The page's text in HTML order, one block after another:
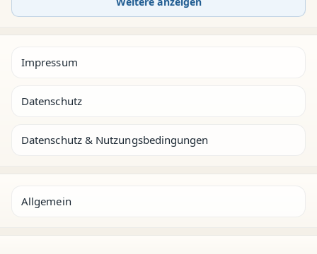
Impressum
Datenschutz
Datenschutz & Nutzungsbedingungen
Allgemein